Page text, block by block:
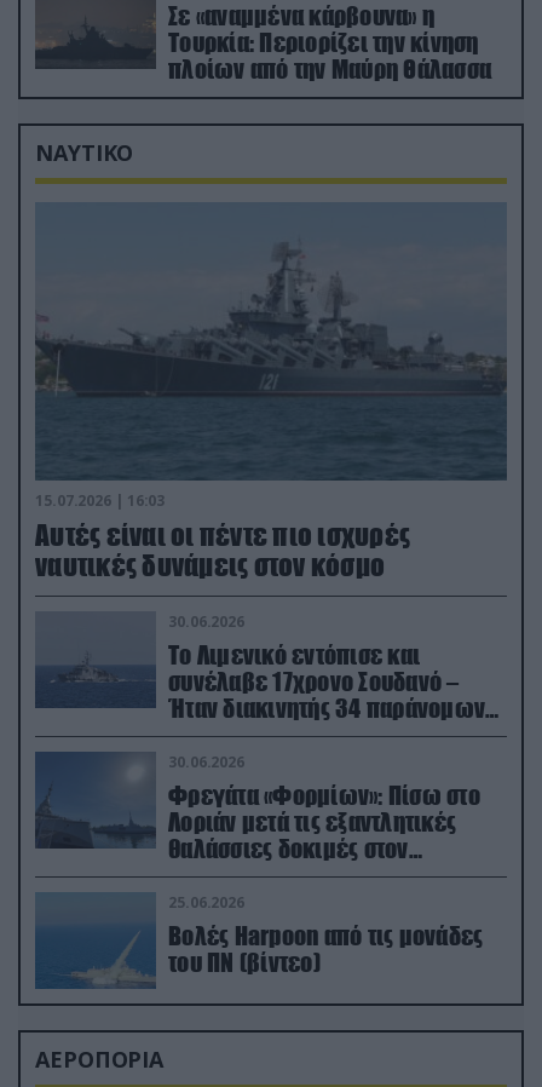
Σε «αναμμένα κάρβουνα» η
Τουρκία: Περιορίζει την κίνηση
πλοίων από την Μαύρη Θάλασσα
ΝΑΥΤΙΚΟ
15.07.2026 | 16:03
Aυτές είναι οι πέντε πιο ισχυρές
ναυτικές δυνάμεις στον κόσμο
30.06.2026
Το Λιμενικό εντόπισε και
συνέλαβε 17χρονο Σουδανό –
Ήταν διακινητής 34 παράνομων
μεταναστών
30.06.2026
Φρεγάτα «Φορμίων»: Πίσω στο
Λοριάν μετά τις εξαντλητικές
θαλάσσιες δοκιμές στον
απαιτητικό Βισκαϊκό
25.06.2026
Βολές Harpoon από τις μονάδες
του ΠΝ (βίντεο)
ΑΕΡΟΠΟΡΙΑ